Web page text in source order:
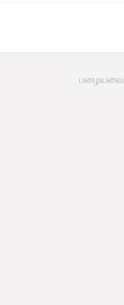
பழையவை